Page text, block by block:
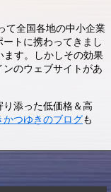
て全国各地の中小企業
トに携わってきまし
ます。しかしその効果
のウェブサイトがあ
添った低価格＆高
かつゆきのブログも